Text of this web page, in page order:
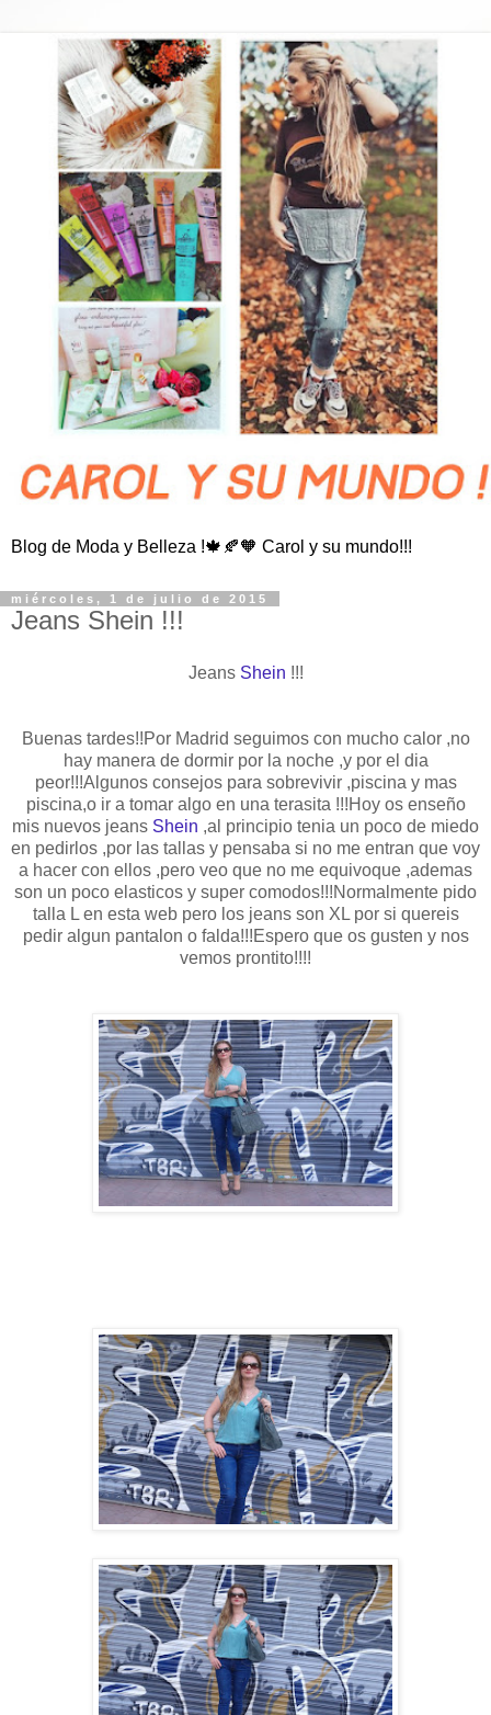
Blog de Moda y Belleza !🍁🍂🧡 Carol y su mundo!!!
miércoles, 1 de julio de 2015
Jeans Shein !!!
Jeans Shein !!!
Buenas tardes!!Por Madrid seguimos con mucho calor ,no
hay manera de dormir por la noche ,y por el dia
peor!!!Algunos consejos para sobrevivir ,piscina y mas
piscina,o ir a tomar algo en una terasita !!!Hoy os enseño
mis nuevos jeans Shein ,al principio tenia un poco de miedo
en pedirlos ,por las tallas y pensaba si no me entran que voy
a hacer con ellos ,pero veo que no me equivoque ,ademas
son un poco elasticos y super comodos!!!Normalmente pido
talla L en esta web pero los jeans son XL por si quereis
pedir algun pantalon o falda!!!Espero que os gusten y nos
vemos prontito!!!!